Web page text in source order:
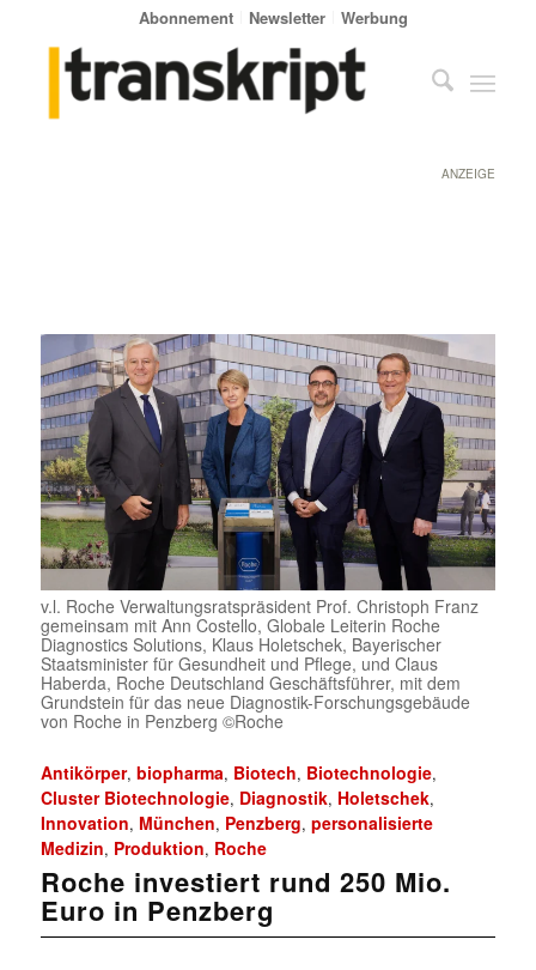
Abonnement Newsletter Werbung
ANZEIGE
v.l. Roche Verwaltungsratspräsident Prof. Christoph Franz
gemeinsam mit Ann Costello, Globale Leiterin Roche
Diagnostics Solutions, Klaus Holetschek, Bayerischer
Staatsminister für Gesundheit und Pflege, und Claus
Haberda, Roche Deutschland Geschäftsführer, mit dem
Grundstein für das neue Diagnostik-Forschungsgebäude
von Roche in Penzberg ©Roche
Antikörper, biopharma, Biotech, Biotechnologie,
Cluster Biotechnologie, Diagnostik, Holetschek,
Innovation, München, Penzberg, personalisierte
Medizin, Produktion, Roche
Roche investiert rund 250 Mio.
Euro in Penzberg